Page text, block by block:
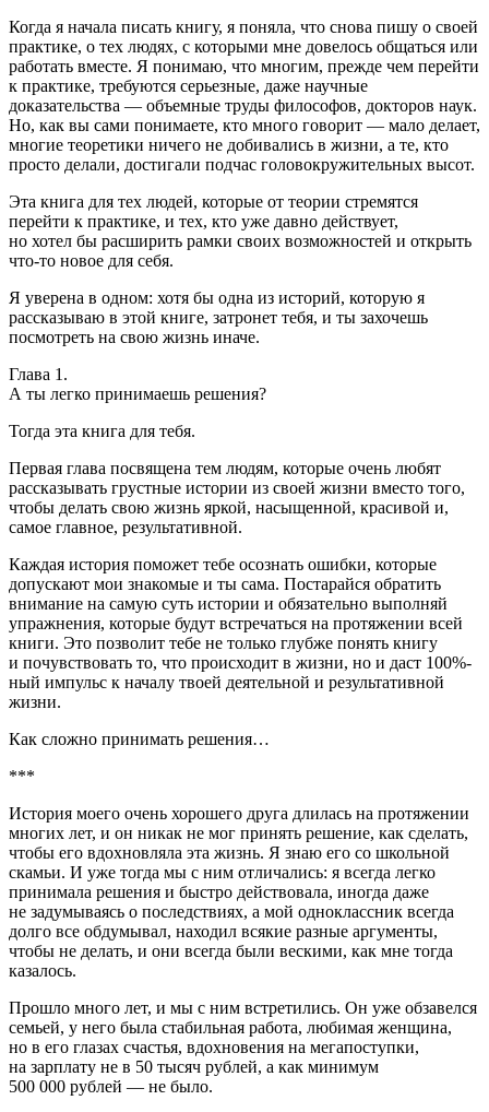
Когда я начала писать книгу, я поняла, что снова пишу о своей
практике, о тех людях, с которыми мне довелось общаться или
работать вместе. Я понимаю, что многим, прежде чем перейти
к практике, требуются серьезные, даже научные
доказательства — объемные труды философов, докторов наук.
Но, как вы сами понимаете, кто много говорит — мало делает,
многие теоретики ничего не добивались в жизни, а те, кто
просто делали, достигали подчас головокружительных высот.
Эта книга для тех людей, которые от теории стремятся
перейти к практике, и тех, кто уже давно действует,
но хотел бы расширить рамки своих возможностей и открыть
что-то новое для себя.
Я уверена в одном: хотя бы одна из историй, которую я
рассказываю в этой книге, затронет тебя, и ты захочешь
посмотреть на свою жизнь иначе.
Глава 1.
А ты легко принимаешь решения?
Тогда эта книга для тебя.
Первая глава посвящена тем людям, которые очень любят
рассказывать грустные истории из своей жизни вместо того,
чтобы делать свою жизнь яркой, насыщенной, красивой и,
самое главное, результативной.
Каждая история поможет тебе осознать ошибки, которые
допускают мои знакомые и ты сама. Постарайся обратить
внимание на самую суть истории и обязательно выполняй
упражнения, которые будут встречаться на протяжении всей
книги. Это позволит тебе не только глубже понять книгу
и почувствовать то, что происходит в жизни, но и даст 100%-
ный импульс к началу твоей деятельной и результативной
жизни.
Как сложно принимать решения…
***
История моего очень хорошего друга длилась на протяжении
многих лет, и он никак не мог принять решение, как сделать,
чтобы его вдохновляла эта жизнь. Я знаю его со школьной
скамьи. И уже тогда мы с ним отличались: я всегда легко
принимала решения и быстро действовала, иногда даже
не задумываясь о последствиях, а мой одноклассник всегда
долго все обдумывал, находил всякие разные аргументы,
чтобы не делать, и они всегда были вескими, как мне тогда
казалось.
Прошло много лет, и мы с ним встретились. Он уже обзавелся
семьей, у него была стабильная работа, любимая женщина,
но в его глазах счастья, вдохновения на мегапоступки,
на зарплату не в 50 тысяч рублей, а как минимум
500 000 рублей — не было.